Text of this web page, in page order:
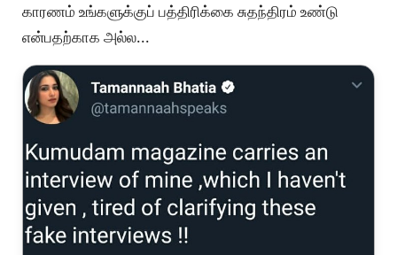
காரணம் உங்களுக்குப் பத்திரிக்கை சுதந்திரம் உண்டு
என்பதற்காக அல்ல...